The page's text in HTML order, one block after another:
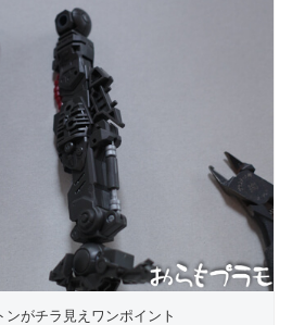
ンがチラ見えワンポイント